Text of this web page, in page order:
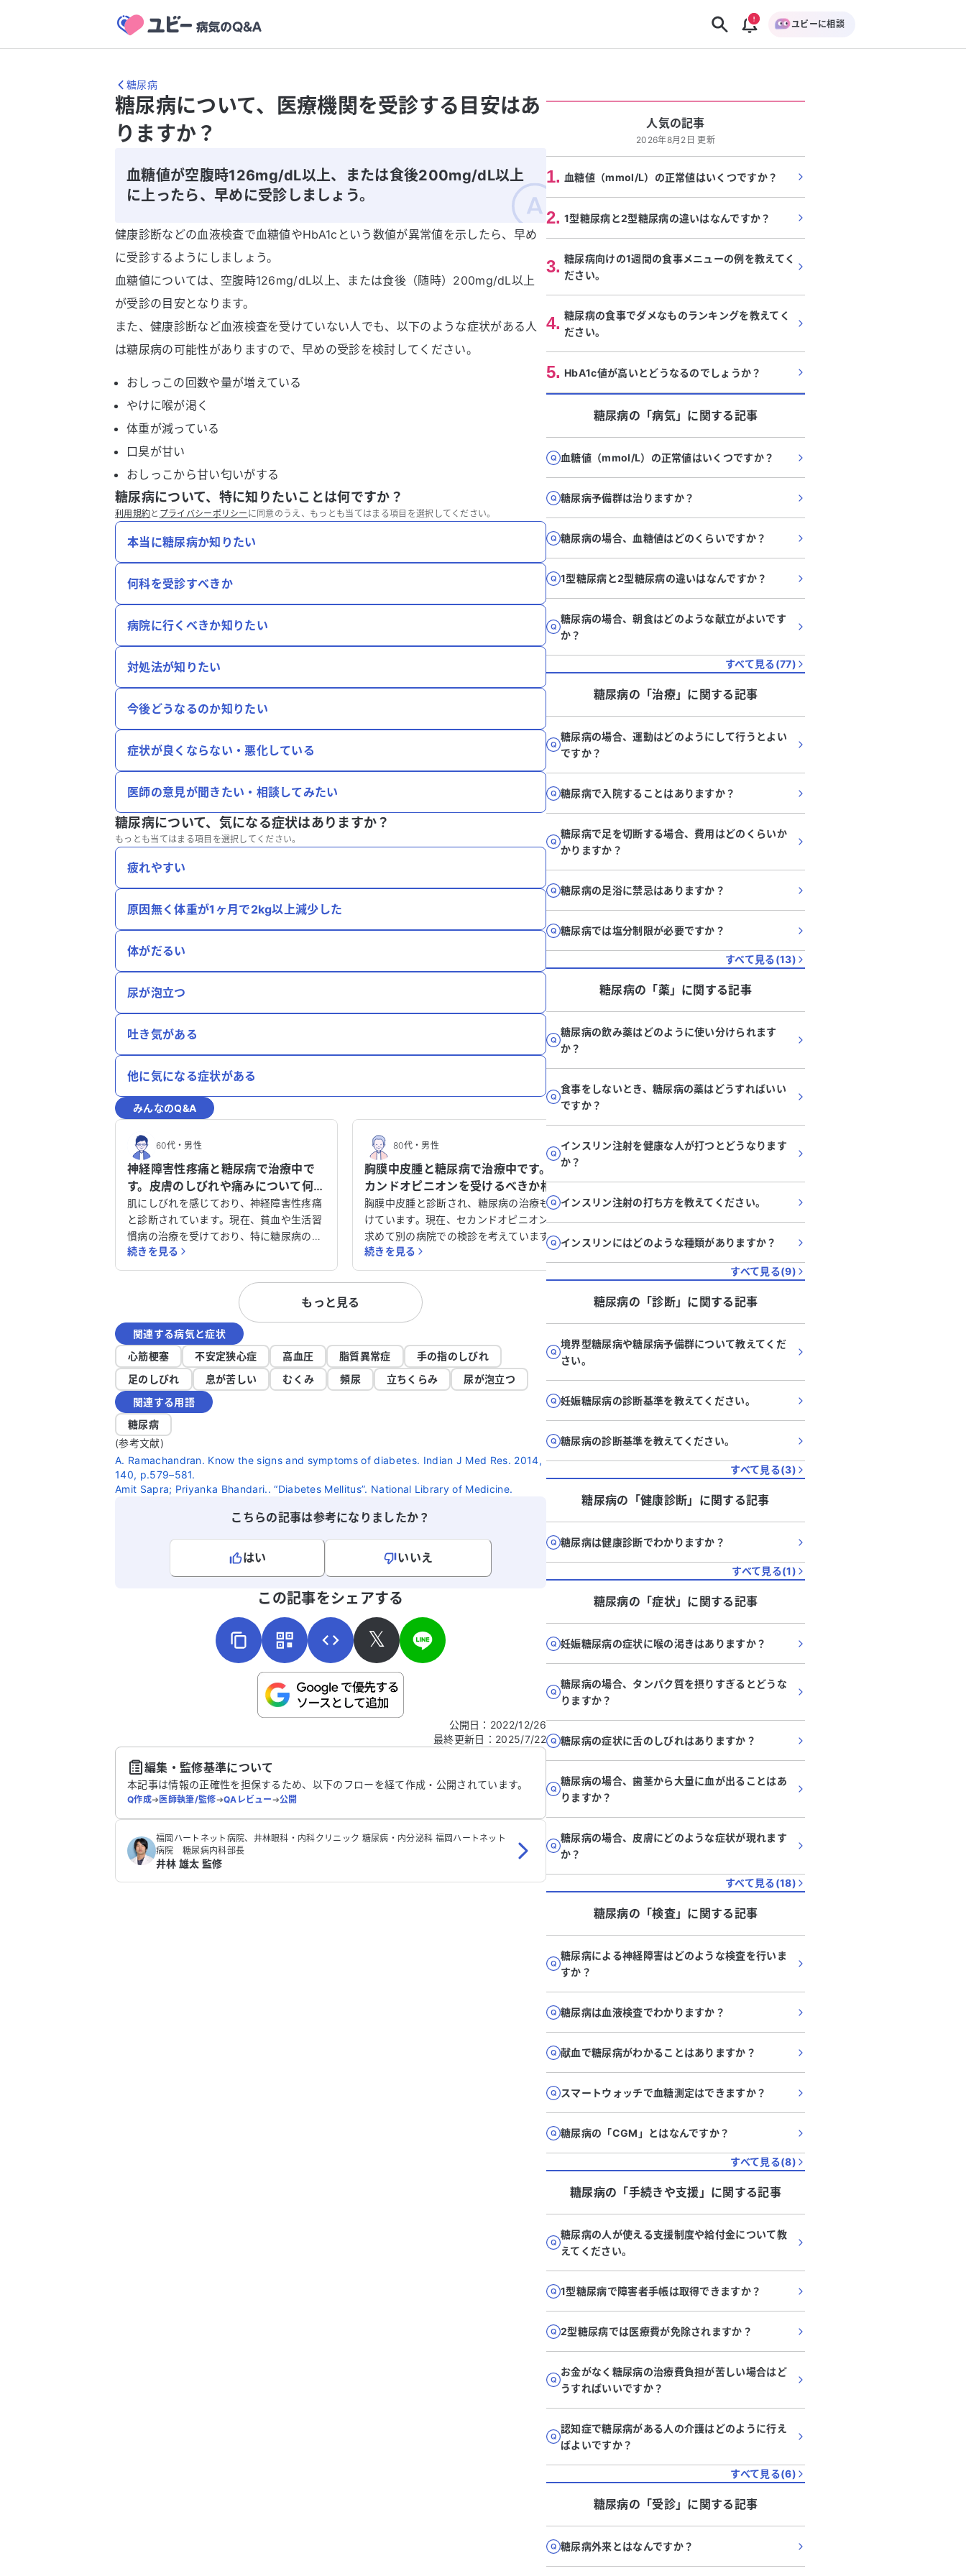
ユビーに相談
糖尿病
糖尿病について、医療機関を受診する目安はあ
りますか？
血糖値が空腹時126mg/dL以上、または食後200mg/dL以上
に上ったら、早めに受診しましょう。
健康診断などの血液検査で血糖値やHbA1cという数値が異常値を示したら、早め
に受診するようにしましょう。
血糖値については、空腹時126mg/dL以上、または食後（随時）200mg/dL以上
が受診の目安となります。
また、健康診断など血液検査を受けていない人でも、以下のような症状がある人
は糖尿病の可能性がありますので、早めの受診を検討してください。
おしっこの回数や量が増えている
やけに喉が渇く
体重が減っている
口臭が甘い
おしっこから甘い匂いがする
糖尿病について、特に知りたいことは何ですか？
利用規約と プライバシーポリシー に同意のうえ、もっとも当てはまる項目を選択してください。
本当に糖尿病か知りたい
何科を受診すべきか
病院に行くべきか知りたい
対処法が知りたい
今後どうなるのか知りたい
症状が良くならない・悪化している
医師の意見が聞きたい・相談してみたい
糖尿病について、 気になる症状はありますか？
もっとも当てはまる項目を選択してください。
疲れやすい
原因無く体重が1ヶ月で2kg以上減少した
体がだるい
尿が泡立つ
吐き気がある
他に気になる症状がある
みんなのQ&A
60代・男性
神経障害性疼痛と糖尿病で治療中で
す。皮膚のしびれや痛みについて何科
を受診すべきか教えてください。
肌にしびれを感じており、神経障害性疼痛
と診断されています。現在、貧血や生活習
慣病の治療を受けており、特に糖尿病の治
療を続けています。皮膚のしびれや痛み、
ほてりが半年以上改善せず、非常に困って
います。アレルギーはありません。 この症
状に対して、どの科を受診すべきか迷って
います。皮膚のしびれや痛みが続く原因を
詳しく知りたいですし、適切な治療法があ
れば教えていただきたいです。どのように
対処すれば良いのか、アドバイスをいただ
けると助かります。
続きを見る
80代・男性
胸膜中皮腫と糖尿病で治療中です。セ
カンドオピニオンを受けるべきか相
談させてください。
胸膜中皮腫と診断され、糖尿病の治療も受
けています。現在、セカンドオピニオンを
求めて別の病院での検診を考えています
が、体力が低下しているため、今の病院か
らの治療方針を待っている状況です。 この
病気に関して、セカンドオピニオンを受け
ることで治療方針が変わる可能性があるの
か、適切な受診先についても知りたいで
イスをいただけると助かります。
続きを見る
30代・男性
大腸検査や他科受診について相談さ
せてください。
左脇腹に張りを感じており、原因がわから
ず不安です。痛みはないものの、前かがみ
になると内側に何かがあるような違和感が
査、X線を受けましたが異常は見つかりま
査、血液検査、CT、胃カメラを行いまし
ば大腸検査を考えるように言われました
活習慣病の治療を受けており、糖尿病の薬
もいくつか服用しています。このまま大腸
検査を受けるべきか、または他の科を受診
するべきか悩んでいます。どのように対処
続きを見る
もっと見る
関連する病気と症状
心筋梗塞
不安定狭心症 高血圧 脂質異常症
手の指のしびれ
足のしびれ
息が苦しい むくみ 頻尿 立ちくらみ
尿が泡立つ
関連する用語
糖尿病
(参考文献)
A. Ramachandran. Know the signs and symptoms of diabetes. Indian J Med Res. 2014,
140, p.579–581.
Amit Sapra; Priyanka Bhandari.. “Diabetes Mellitus”. National Library of Medicine.
こちらの記事は参考になりましたか？
はい
いいえ
こちらは送信専用のフォームです。氏名やご自身の病気の詳細などの個人情報は入れないでくだ
この記事をシェアする
𝕏
公開日 ： 2022/12/26
最終更新日 ： 2025/7/22
編集・監修基準について
本記事は情報の正確性を担保するため、以下のフローを経て作成・公開されています。
Q作成➔医師執筆/監修➔QAレビュー➔公開
福岡ハートネット病院、井林眼科・内科クリニック 糖尿病・内分泌科 福岡ハートネット
病院 糖尿病内科部長
井林 雄太 監修
人気の記事
2026年8月2日 更新
1. 血糖値（mmol/L）の正常値はいくつですか？
2. 1型糖尿病と2型糖尿病の違いはなんですか？
3. 糖尿病向けの1週間の食事メニューの例を教えてく
ださい。
4. 糖尿病の食事でダメなものランキングを教えてく
ださい。
5. HbA1c値が高いとどうなるのでしょうか？
糖尿病の「病気」に関する記事
血糖値（mmol/L）の正常値はいくつですか？
糖尿病予備群は治りますか？
糖尿病の場合、血糖値はどのくらいですか？
1型糖尿病と2型糖尿病の違いはなんですか？
糖尿病の場合、朝食はどのような献立がよいです
か？
すべて見る(77)
糖尿病の「治療」に関する記事
糖尿病の場合、運動はどのようにして行うとよい
ですか？
糖尿病で入院することはありますか？
糖尿病で足を切断する場合、費用はどのくらいか
かりますか？
糖尿病の足浴に禁忌はありますか？
糖尿病では塩分制限が必要ですか？
すべて見る(13)
糖尿病の「薬」に関する記事
糖尿病の飲み薬はどのように使い分けられます
か？
食事をしないとき、糖尿病の薬はどうすればいい
ですか？
インスリン注射を健康な人が打つとどうなります
か？
インスリン注射の打ち方を教えてください。
インスリンにはどのような種類がありますか？
すべて見る(9)
糖尿病の「診断」に関する記事
境界型糖尿病や糖尿病予備群について教えてくだ
さい。
妊娠糖尿病の診断基準を教えてください。
糖尿病の診断基準を教えてください。
すべて見る(3)
糖尿病の「健康診断」に関する記事
糖尿病は健康診断でわかりますか？
すべて見る(1)
糖尿病の「症状」に関する記事
妊娠糖尿病の症状に喉の渇きはありますか？
糖尿病の場合、タンパク質を摂りすぎるとどうな
りますか？
糖尿病の症状に舌のしびれはありますか？
糖尿病の場合、歯茎から大量に血が出ることはあ
りますか？
糖尿病の場合、皮膚にどのような症状が現れます
か？
すべて見る(18)
糖尿病の「検査」に関する記事
糖尿病による神経障害はどのような検査を行いま
すか？
糖尿病は血液検査でわかりますか？
献血で糖尿病がわかることはありますか？
スマートウォッチで血糖測定はできますか？
糖尿病の「CGM」とはなんですか？
すべて見る(8)
糖尿病の「手続きや支援 」に関する記事
糖尿病の人が使える支援制度や給付金について教
えてください。
1型糖尿病で障害者手帳は取得できますか？
2型糖尿病では医療費が免除されますか？
お金がなく糖尿病の治療費負担が苦しい場合はど
うすればいいですか？
認知症で糖尿病がある人の介護はどのように行え
ばよいですか？
すべて見る(6)
糖尿病の「受診」に関する記事
糖尿病外来とはなんですか？